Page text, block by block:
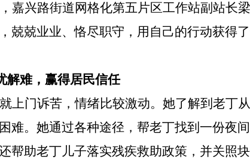
嘉兴路街道网格化第五片区工作站副站长
兢兢业业、恪尽职守，用自己的行动获得
解难，赢得居民信任
上门诉苦，情绪比较激动。她了解到老丁
难。她通过各种途径，帮老丁找到一份夜
帮助老丁儿子落实残疾救助政策，并关照